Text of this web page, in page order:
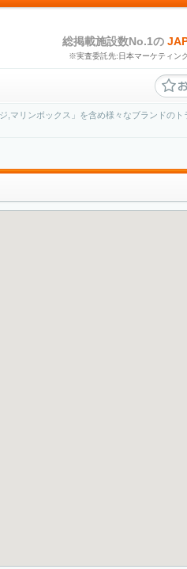
総掲載施設数No.1の
※実査委託先:日本マーケティン
マリンボックス」を含め様々なブランドの